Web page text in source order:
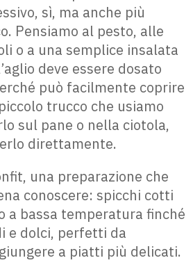
sì, ma anche più
Pensiamo al pesto, alle
o a una semplice insalata
deve essere dosato
può facilmente coprire
trucco che usiamo
sul pane o nella ciotola,
direttamente.
una preparazione che
conoscere: spicchi cotti
a bassa temperatura finché
e dolci, perfetti da
a piatti più delicati.